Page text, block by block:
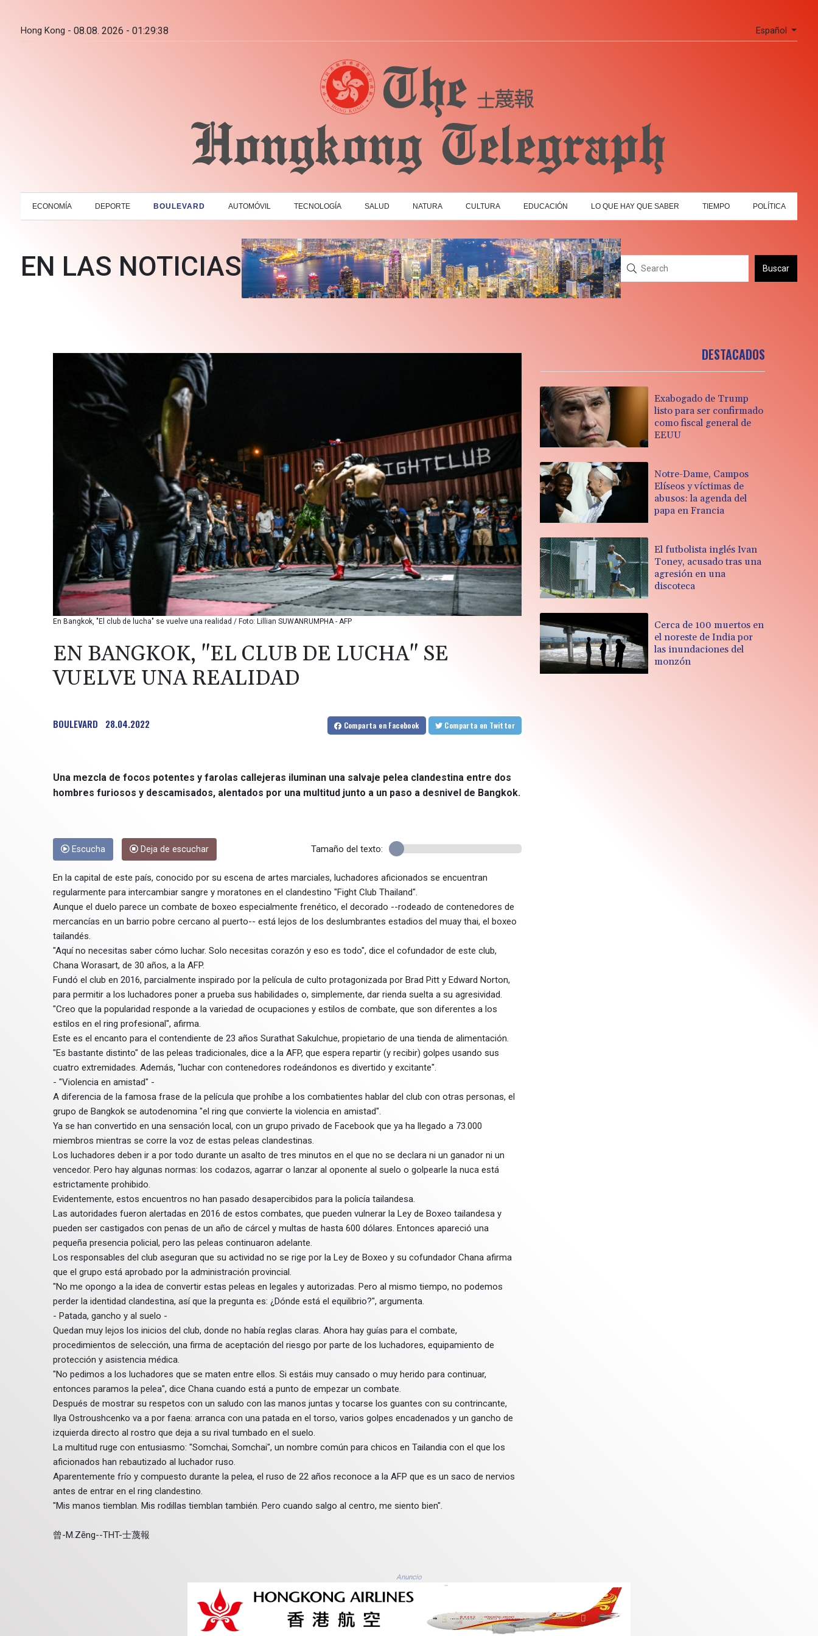
Hong Kong - 08.08. 2026 - 01:29:39 Español
ECONOMÍA DEPORTE BOULEVARD AUTOMÓVIL TECNOLOGÍA SALUD NATURA CULTURA EDUCACIÓN LO QUE HAY QUE SABER TIEMPO POLÍTICA
EN LAS NOTICIAS Buscar
En Bangkok, "El club de lucha" se vuelve una realidad / Foto: Lillian SUWANRUMPHA - AFP
EN BANGKOK, "EL CLUB DE LUCHA" SE
VUELVE UNA REALIDAD
BOULEVARD 28.04.2022 Comparta en Facebook Comparta en Twitter
Una mezcla de focos potentes y farolas callejeras iluminan una salvaje pelea clandestina entre dos
hombres furiosos y descamisados, alentados por una multitud junto a un paso a desnivel de Bangkok.
Escucha Deja de escuchar Tamaño del texto:
En la capital de este país, conocido por su escena de artes marciales, luchadores aficionados se encuentran
regularmente para intercambiar sangre y moratones en el clandestino "Fight Club Thailand".
Aunque el duelo parece un combate de boxeo especialmente frenético, el decorado --rodeado de contenedores de
mercancías en un barrio pobre cercano al puerto-- está lejos de los deslumbrantes estadios del muay thai, el boxeo
tailandés.
"Aquí no necesitas saber cómo luchar. Solo necesitas corazón y eso es todo", dice el cofundador de este club,
Chana Worasart, de 30 años, a la AFP.
Fundó el club en 2016, parcialmente inspirado por la película de culto protagonizada por Brad Pitt y Edward Norton,
para permitir a los luchadores poner a prueba sus habilidades o, simplemente, dar rienda suelta a su agresividad.
"Creo que la popularidad responde a la variedad de ocupaciones y estilos de combate, que son diferentes a los
estilos en el ring profesional", afirma.
Este es el encanto para el contendiente de 23 años Surathat Sakulchue, propietario de una tienda de alimentación.
"Es bastante distinto" de las peleas tradicionales, dice a la AFP, que espera repartir (y recibir) golpes usando sus
cuatro extremidades. Además, "luchar con contenedores rodeándonos es divertido y excitante".
- "Violencia en amistad" -
A diferencia de la famosa frase de la película que prohíbe a los combatientes hablar del club con otras personas, el
grupo de Bangkok se autodenomina "el ring que convierte la violencia en amistad".
Ya se han convertido en una sensación local, con un grupo privado de Facebook que ya ha llegado a 73.000
miembros mientras se corre la voz de estas peleas clandestinas.
Los luchadores deben ir a por todo durante un asalto de tres minutos en el que no se declara ni un ganador ni un
vencedor. Pero hay algunas normas: los codazos, agarrar o lanzar al oponente al suelo o golpearle la nuca está
estrictamente prohibido.
Evidentemente, estos encuentros no han pasado desapercibidos para la policía tailandesa.
Las autoridades fueron alertadas en 2016 de estos combates, que pueden vulnerar la Ley de Boxeo tailandesa y
pueden ser castigados con penas de un año de cárcel y multas de hasta 600 dólares. Entonces apareció una
pequeña presencia policial, pero las peleas continuaron adelante.
Los responsables del club aseguran que su actividad no se rige por la Ley de Boxeo y su cofundador Chana afirma
que el grupo está aprobado por la administración provincial.
"No me opongo a la idea de convertir estas peleas en legales y autorizadas. Pero al mismo tiempo, no podemos
perder la identidad clandestina, así que la pregunta es: ¿Dónde está el equilibrio?", argumenta.
- Patada, gancho y al suelo -
Quedan muy lejos los inicios del club, donde no había reglas claras. Ahora hay guías para el combate,
procedimientos de selección, una firma de aceptación del riesgo por parte de los luchadores, equipamiento de
protección y asistencia médica.
"No pedimos a los luchadores que se maten entre ellos. Si estáis muy cansado o muy herido para continuar,
entonces paramos la pelea", dice Chana cuando está a punto de empezar un combate.
Después de mostrar su respetos con un saludo con las manos juntas y tocarse los guantes con su contrincante,
Ilya Ostroushcenko va a por faena: arranca con una patada en el torso, varios golpes encadenados y un gancho de
izquierda directo al rostro que deja a su rival tumbado en el suelo.
La multitud ruge con entusiasmo: "Somchai, Somchai", un nombre común para chicos en Tailandia con el que los
aficionados han rebautizado al luchador ruso.
Aparentemente frío y compuesto durante la pelea, el ruso de 22 años reconoce a la AFP que es un saco de nervios
antes de entrar en el ring clandestino.
"Mis manos tiemblan. Mis rodillas tiemblan también. Pero cuando salgo al centro, me siento bien".
曾-M.Zēng--THT-士蔑報
DESTACADOS
Exabogado de Trump
listo para ser confirmado
como fiscal general de
EEUU
Notre-Dame, Campos
Elíseos y víctimas de
abusos: la agenda del
papa en Francia
El futbolista inglés Ivan
Toney, acusado tras una
agresión en una
discoteca
Cerca de 100 muertos en
el noreste de India por
las inundaciones del
monzón
Anuncio